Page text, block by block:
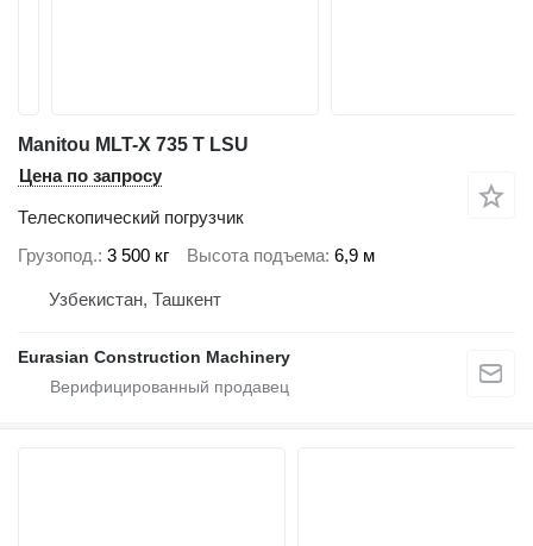
Manitou MLT-X 735 T LSU
Цена по запросу
Телескопический погрузчик
Грузопод. 3 500 кг Высота подъема 6,9 м
Узбекистан, Ташкент
Eurasian Construction Machinery